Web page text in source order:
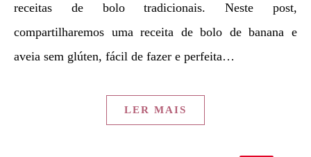
receitas de bolo tradicionais. Neste post,
compartilharemos uma receita de bolo de banana e
aveia sem glúten, fácil de fazer e perfeita…
LER MAIS